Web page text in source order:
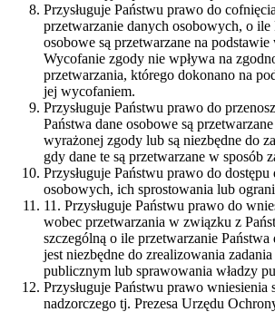
Przysługuje Państwu prawo do
przetwarzanie danych osobowych, o ile
osobowe są przetwarzane na
Wycofanie zgody nie wpływa na
przetwarzania, którego dokonano na
jej wycofaniem.
Przysługuje Państwu prawo do
Państwa dane osobowe są
wyrażonej zgody lub są niezbędne do
gdy dane te są przetwarzane w sposób
Przysługuje Państwu prawo do dostępu
osobowych, ich sprostowania lub
11. Przysługuje Państwu prawo do
wobec przetwarzania w związku z
szczególną o ile przetwarzanie
jest niezbędne do zrealizowania
publicznym lub sprawowania władzy
Przysługuje Państwu prawo wniesienia
nadzorczego tj. Prezesa Urzędu